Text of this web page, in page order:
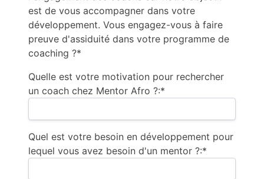
est de vous accompagner dans votre
développement. Vous engagez-vous à faire
preuve d'assiduité dans votre programme de
coaching ?*
Quelle est votre motivation pour rechercher
un coach chez Mentor Afro ?:*
Quel est votre besoin en développement pour
lequel vous avez besoin d'un mentor ?:*